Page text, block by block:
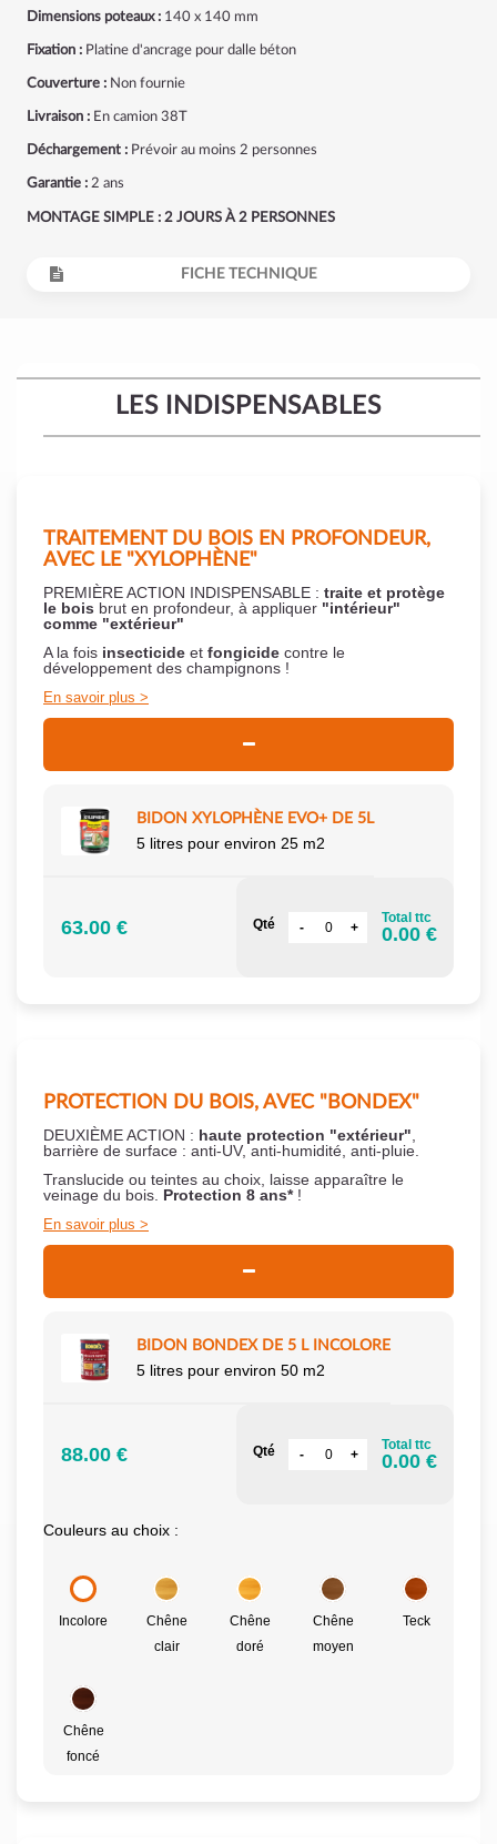
Dimensions poteaux : 140 x 140 mm
Fixation : Platine d'ancrage pour dalle béton
Couverture : Non fournie
Livraison : En camion 38T
Déchargement : Prévoir au moins 2 personnes
Garantie : 2 ans
MONTAGE SIMPLE : 2 JOURS À 2 PERSONNES
FICHE TECHNIQUE
LES INDISPENSABLES
TRAITEMENT DU BOIS EN PROFONDEUR,
AVEC LE "XYLOPHÈNE"
PREMIÈRE ACTION INDISPENSABLE : traite et protège
le bois brut en profondeur, à appliquer "intérieur"
comme "extérieur"
A la fois insecticide et fongicide contre le
développement des champignons !
En savoir plus
BIDON XYLOPHÈNE EVO+ DE 5L
5 litres pour environ 25 m2
63.00 € Qté Total ttc
0.00 €
PROTECTION DU BOIS, AVEC "BONDEX"
DEUXIÈME ACTION : haute protection "extérieur"
barrière de surface : anti-UV, anti-humidité, anti-pluie.
Translucide ou teintes au choix, laisse apparaître le
veinage du bois. Protection 8 ans*!
En savoir plus
BIDON BONDEX DE 5 L INCOLORE
5 litres pour environ 50 m2
88.00 € Qté Total ttc
0.00 €
Couleurs au choix :
Incolore
Chêne
clair
Chêne
doré
Chêne
moyen
Teck
Chêne
foncé